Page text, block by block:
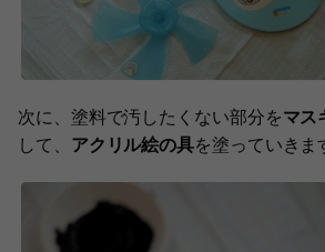
次に、塗料で汚したくない部分をマス
して、 アクリル絵の具を塗っていきま